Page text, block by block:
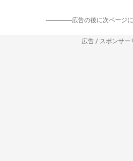
-----------------広告の後に次ページ
広告 / スポンサー